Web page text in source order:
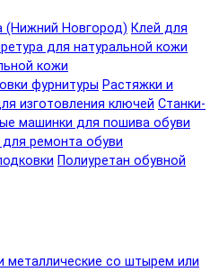
(Нижний Новгород) Клей для
для натуральной кожи
кожи
фурнитуры Растяжки и
изготовления ключей Станки-
машинки для пошива обуви
ремонта обуви
Полиуретан обувной
металлические со штырем или